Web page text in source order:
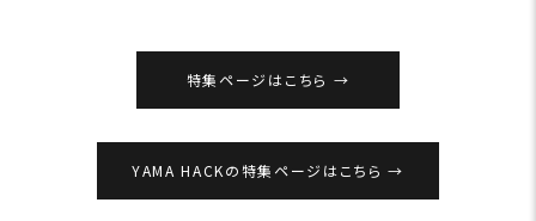
特集ページはこちら
YAMA HACKの特集ページはこちら